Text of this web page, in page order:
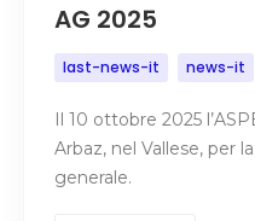
AG 2025
last-news-it news-it
Il 10 ottobre 2025
Arbaz, nel Vallese, per
generale.